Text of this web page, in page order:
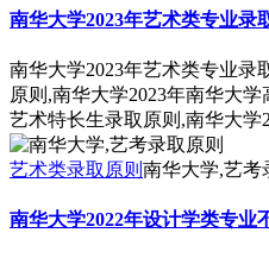
南华大学2023年艺术类专业录
南华大学2023年艺术类专业录
原则,南华大学2023年南华大
艺术特长生录取原则,南华大学
艺术类录取原则 南华大学,艺考
南华大学2022年设计学类专业